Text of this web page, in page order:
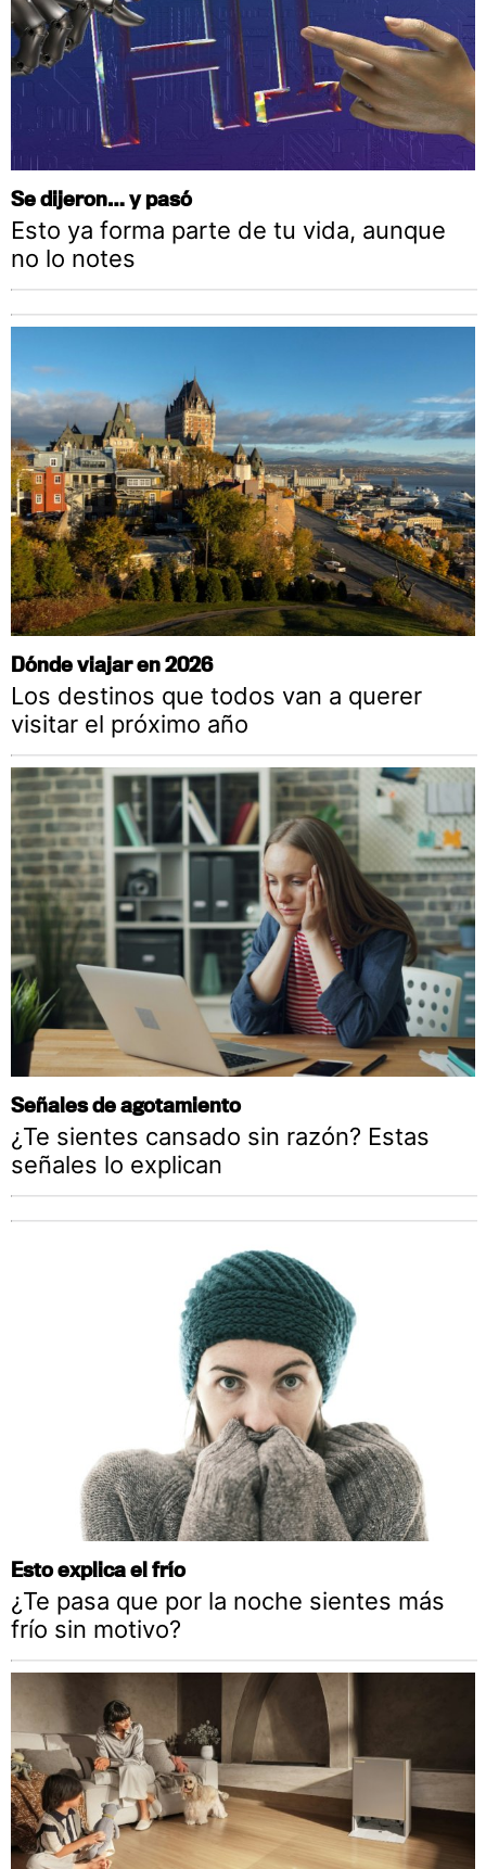
Se dijeron… y pasó
Esto ya forma parte de tu vida, aunque
no lo notes
Dónde viajar en 2026
Los destinos que todos van a querer
visitar el próximo año
Señales de agotamiento
¿Te sientes cansado sin razón? Estas
señales lo explican
Esto explica el frío
¿Te pasa que por la noche sientes más
frío sin motivo?